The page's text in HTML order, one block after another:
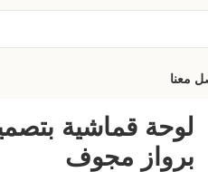
معنا
لوحة قماشية
برواز مجوف